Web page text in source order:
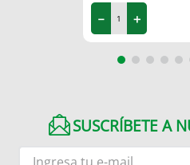
＋
－
SUSCRÍBETE A